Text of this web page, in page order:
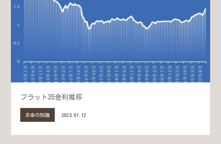
フラット35金利推移
お金の知識 2023.01.12